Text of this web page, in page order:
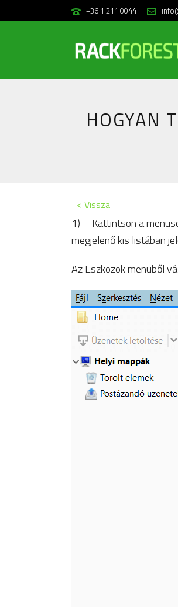
+36 1 211 0044
HOGYAN
< Vissza
1) Kattintson a
megjelenő kis listában
Az Eszközök menüből